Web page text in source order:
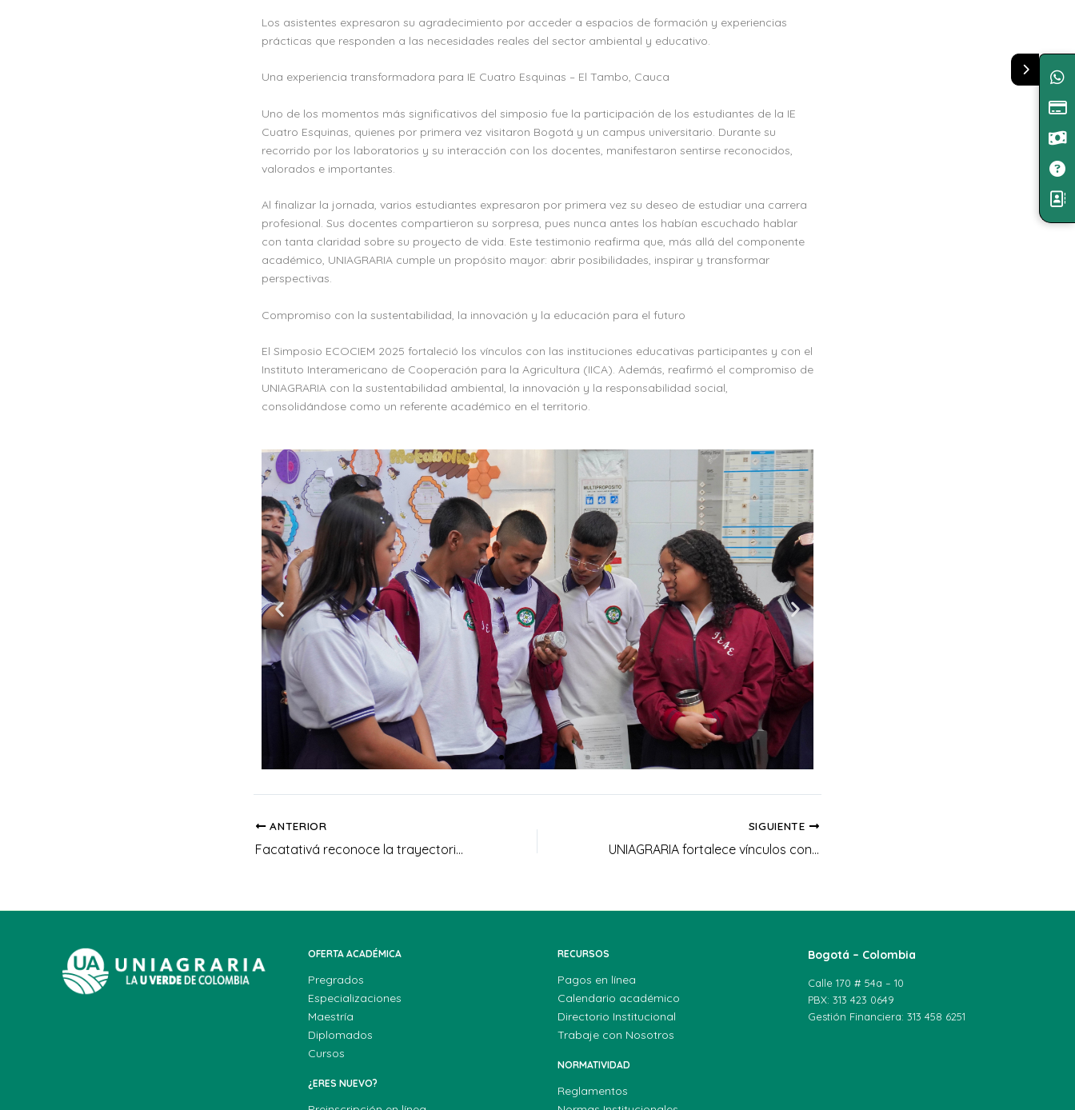
Los asistentes expresaron su agradecimiento por acceder a espacios de formación y experiencias
prácticas que responden a las necesidades reales del sector ambiental y educativo.
Una experiencia transformadora para IE Cuatro Esquinas – El Tambo, Cauca
Uno de los momentos más significativos del simposio fue la participación de los estudiantes de la IE
Cuatro Esquinas, quienes por primera vez visitaron Bogotá y un campus universitario. Durante su
recorrido por los laboratorios y su interacción con los docentes, manifestaron sentirse reconocidos,
valorados e importantes.
Al finalizar la jornada, varios estudiantes expresaron por primera vez su deseo de estudiar una carrera
profesional. Sus docentes compartieron su sorpresa, pues nunca antes los habían escuchado hablar
con tanta claridad sobre su proyecto de vida. Este testimonio reafirma que, más allá del componente
académico, UNIAGRARIA cumple un propósito mayor: abrir posibilidades, inspirar y transformar
perspectivas.
Compromiso con la sustentabilidad, la innovación y la educación para el futuro
El Simposio ECOCIEM 2025 fortaleció los vínculos con las instituciones educativas participantes y con el
Instituto Interamericano de Cooperación para la Agricultura (IICA). Además, reafirmó el compromiso de
UNIAGRARIA con la sustentabilidad ambiental, la innovación y la responsabilidad social,
consolidándose como un referente académico en el territorio.
ANTERIOR
Facatativá reconoce la trayectoria y los aportes de Uniagraria, sede Facatativá, al territorio
SIGUIENTE
UNIAGRARIA fortalece vínculos con su comunidad en el Encuentro de Graduados en Facatativá
OFERTA ACADÉMICA
Pregrados
Especializaciones
Maestría
Diplomados
Cursos
¿ERES NUEVO?
RECURSOS
Pagos en línea
Calendario académico
Directorio Institucional
Trabaje con Nosotros
NORMATIVIDAD
Reglamentos
Bogotá – Colombia
Calle 170 # 54a – 10
PBX: 313 423 0649
Gestión Financiera: 313 458 6251